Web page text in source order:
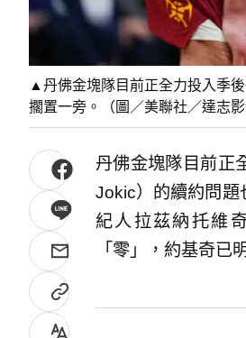
▲丹佛金塊隊目前正全力投入季
擱置一旁。（圖／美聯社／達志影
丹佛金塊隊目前正
Jokic）的續約問題
紀人拉茲納托維
「零」，約基奇已